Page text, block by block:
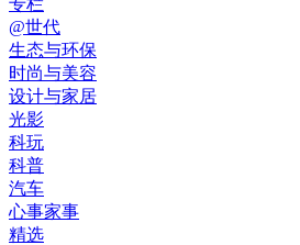
专栏
@世代
生态与环保
时尚与美容
设计与家居
光影
科玩
科普
汽车
心事家事
精选